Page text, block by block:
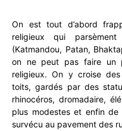
On est tout d’abord
religieux qui
(Katmandou, Patan,
on ne peut pas faire un
religieux. On y croise
toits, gardés par des
rhinocéros, dromadaire,
plus modestes et enfin de
survécu au pavement des